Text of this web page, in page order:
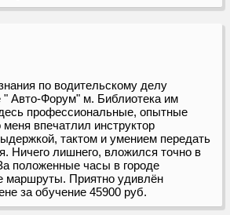
по водительскому делу
Авто-Форум" м. Библиотека им
профессиональные, опытные
впечатлил инструктор
тактом и умением передать
Ничего лишнего, вложился точно в
положенные часы в городе
маршруты. Приятно удивлён
за обучение 45900 руб.